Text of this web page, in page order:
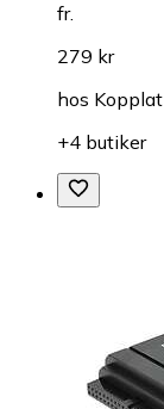
fr.
279 kr
hos Kopplat
+4 butiker